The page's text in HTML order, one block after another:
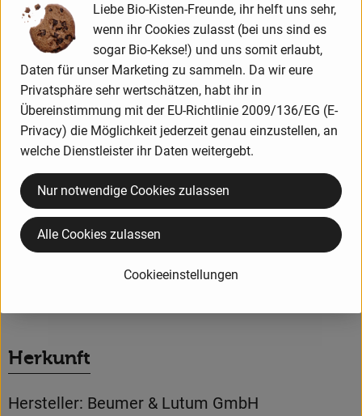
Kohlenhydrate: 50,8 g
davon Zucker: 21,2 g
Ballaststoffe: 1,5 g
Eiweiß: 4,5 g
Salz: 0,9 g
Öko-Kontrollstelle: DE - Öko - 044
EU-/Nicht-EU-Landwirtschaft
Inverkehrbringer:
Beumer & Lutum GmbH Bäckerei, Curvystraße 22, 10997
Berlin
Produktinformationen
Herkunft
Hersteller: Beumer & Lutum GmbH
Liebe Bio-Kisten-Freunde, ihr helft uns sehr,
wenn ihr Cookies zulasst (bei uns sind es
sogar Bio-Kekse!) und uns somit erlaubt,
Daten für unser Marketing zu sammeln. Da wir eure
Privatsphäre sehr wertschätzen, habt ihr in
Übereinstimmung mit der EU-Richtlinie 2009/136/EG (E-
Privacy) die Möglichkeit jederzeit genau einzustellen, an
welche Dienstleister ihr Daten weitergebt.
Cookieeinstellungen
Nur notwendige Cookies zulassen
Alle Cookies zulassen